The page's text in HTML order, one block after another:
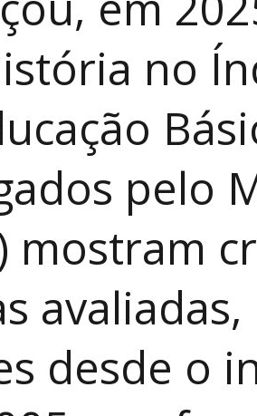
no
pelo
mostram
desde o